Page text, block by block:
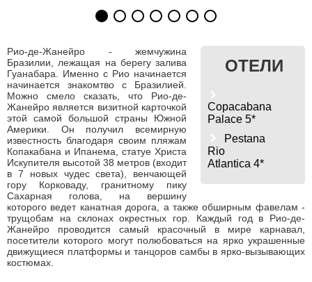
ОТЕЛИ
Copacabana
Palace 5*
Pestana
Rio
Atlantica 4*
Рио-де-Жанейро - жемчужина
Бразилии, лежащая на берегу залива
Гуанабара. Именно с Рио начинается
начинается знакомтво с Бразилией.
Можно смело сказать, что Рио-де-
Жанейро является визитной карточкой
этой самой большой страны Южной
Америки. Он получил всемирную
известность благодаря своим пляжам
Копакабана и Ипанема, статуе Христа
Искупителя высотой 38 метров (входит
в 7 новых чудес света), венчающей
гору Корковаду, гранитному пику
Сахарная голова, на вершину
которого ведет канатная дорога, а также обширным фавелам -
трущобам на склонах окрестных гор. Каждый год в Рио-де-
Жанейро проводится самый красочный в мире карнавал,
посетители которого могут полюбоваться на ярко украшенные
движущиеся платформы и танцоров самбы в ярко-вызывающих
костюмах.